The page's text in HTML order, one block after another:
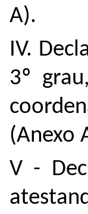
A).
IV.
3º
(Anexo
V -